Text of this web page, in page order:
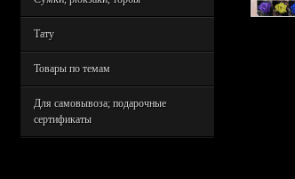
Тату
Товары по темам
Для самовывоза; подарочные
сертификаты